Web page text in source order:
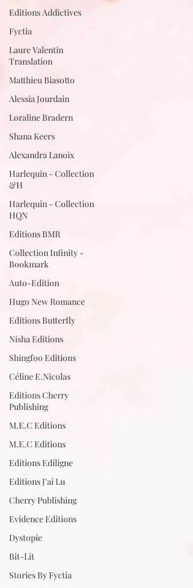
Editions Addictives
Fyctia
Laure Valentin
Translation
Matthieu Biasotto
Alessia Jourdain
Loraline Bradern
Shana Keers
Alexandra Lanoix
Harlequin - Collection
&H
Harlequin - Collection
HQN
Editions BMR
Collection Infinity -
Bookmark
Auto-Edition
Hugo New Romance
Editions Butterfly
Nisha Editions
Shingfoo Editions
Céline E.Nicolas
Editions Cherry
Publishing
M.E.C Editions
M.E.C Editions
Editions Ediligne
Editions J'ai Lu
Cherry Publishing
Evidence Editions
Dystopie
Bit-Lit
Stories By Fyctia